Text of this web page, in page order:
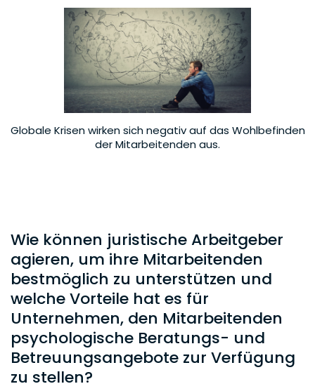
Globale Krisen wirken sich negativ auf das Wohlbefinden
der Mitarbeitenden aus.
Wie können juristische Arbeitgeber
agieren, um ihre Mitarbeitenden
bestmöglich zu unterstützen und
welche Vorteile hat es für
Unternehmen, den Mitarbeitenden
psychologische Beratungs- und
Betreuungsangebote zur Verfügung
zu stellen?